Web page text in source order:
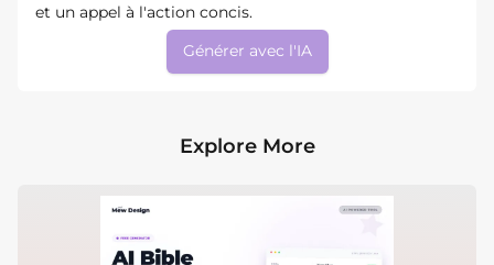
et un appel à l'action concis.
Générer avec l'IA
Explore More